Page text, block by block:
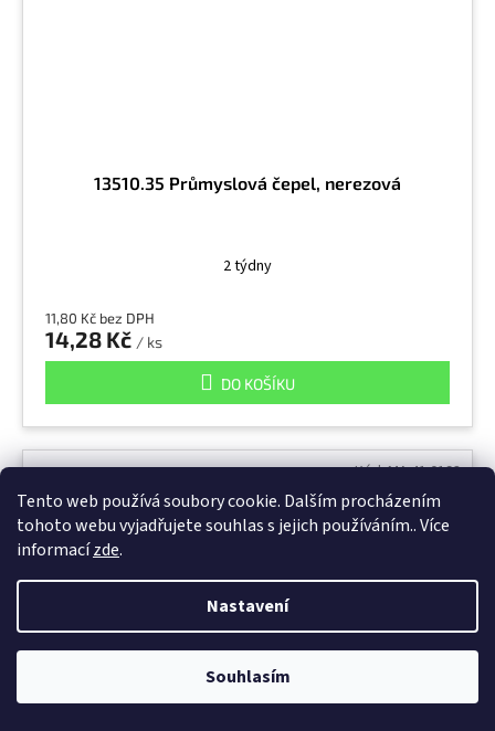
Tento web používá soubory cookie. Dalším procházením
tohoto webu vyjadřujete souhlas s jejich používáním.. Více
informacízde.
Nastavení
Souhlasím
13510.35 Průmyslová čepel, nerezová
2 týdny
11,80 Kč bez DPH
14,28 Kč / ks
DO KOŠÍKU
Kód:MA.41.0193